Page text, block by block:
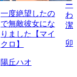
一度絶望したの
で無敵彼女にな
りました【マイ
クロ】
陽丘ハオ
ー
わ
潔
卯